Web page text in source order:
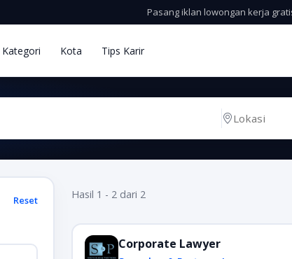
Pasang iklan lowongan kerja
Kategori Kota Tips Karir
Reset
Hasil 1 - 2 dari 2
Corporate Lawyer